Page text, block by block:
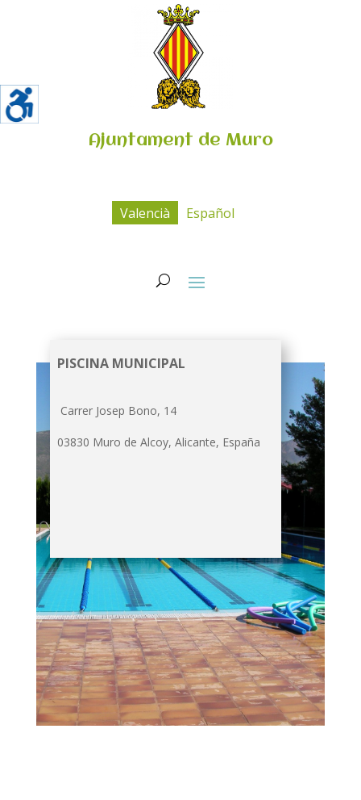
Ajuntament de Muro
Valencià Español
PISCINA MUNICIPAL
Carrer Josep Bono, 14
03830 Muro de Alcoy, Alicante, España